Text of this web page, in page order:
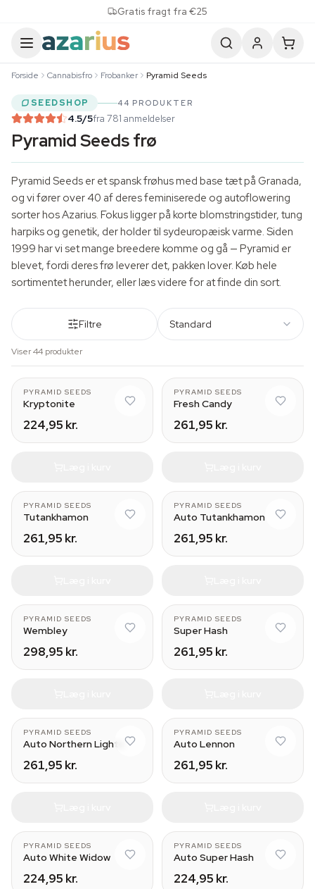
Gratis fragt fra €25
Forside Cannabisfro Frobanker Pyramid Seeds
SEEDSHOP 44 PRODUKTER
4.5/5fra 781 anmeldelser
Pyramid Seeds frø
Pyramid Seeds er et spansk frøhus med base tæt på Granada,
og vi fører over 40 af deres feminiserede og autoflowering
sorter hos Azarius. Fokus ligger på korte blomstringstider, tung
harpiks og genetik, der holder til sydeuropæisk varme. Siden
1999 har vi set mange breedere komme og gå — Pyramid er
blevet, fordi deres frø leverer det, pakken lover. Køb hele
sortimentet herunder, eller læs videre for at finde din sort.
Filtre Standard
Viser 44 produkter
PYRAMID SEEDS
Kryptonite
224,95 kr.
PYRAMID SEEDS
Fresh Candy
261,95 kr.
PYRAMID SEEDS
Tutankhamon
261,95 kr.
PYRAMID SEEDS
Auto Tutankhamon
261,95 kr.
PYRAMID SEEDS
Wembley
298,95 kr.
PYRAMID SEEDS
Super Hash
261,95 kr.
PYRAMID SEEDS
Auto Northern Lights
261,95 kr.
PYRAMID SEEDS
Auto Lennon
261,95 kr.
PYRAMID SEEDS
Auto White Widow
224,95 kr.
PYRAMID SEEDS
Auto Super Hash
224,95 kr.